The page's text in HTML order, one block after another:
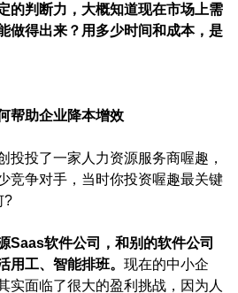
的判断力，大概知道现在市场上需
做得出来？用多少时间和成本，是
帮助企业降本增效
投投了一家人力资源服务商喔趣，
竞争对手，当时你投资喔趣最关键
?
Saas软件公司，和别的软件公司
用工、智能排班。 现在的中小企
实面临了很大的盈利挑战，因为人